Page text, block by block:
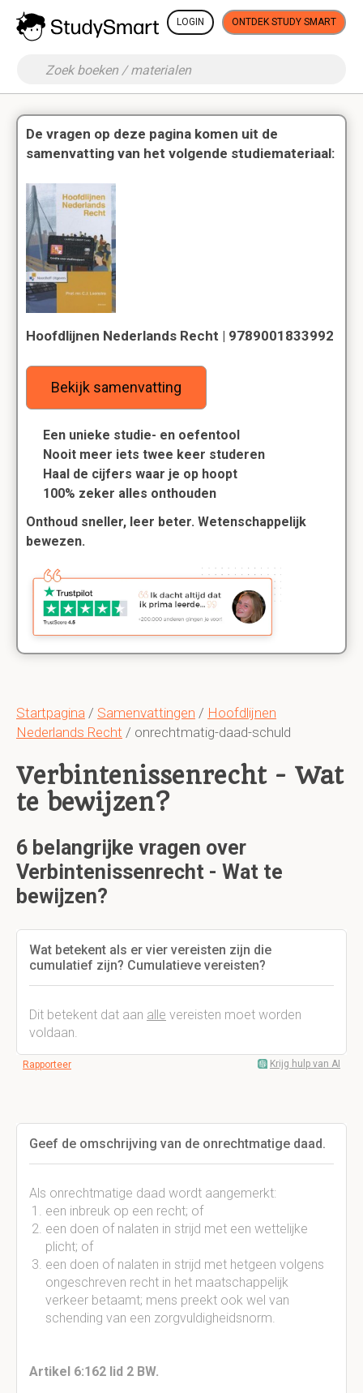
LOGIN ONTDEK STUDY SMART
Startpagina / Samenvattingen / Hoofdlijnen
Nederlands Recht / onrechtmatig-daad-schuld
Verbintenissenrecht - Wat
te bewijzen?
6 belangrijke vragen over
Verbintenissenrecht - Wat te
bewijzen?
Wat betekent als er vier vereisten zijn die
cumulatief zijn? Cumulatieve vereisten?
Dit betekent dat aan alle vereisten moet worden
voldaan.
Rapporteer Krijg hulp van AI
Geef de omschrijving van de onrechtmatige daad.
Als onrechtmatige daad wordt aangemerkt:
een inbreuk op een recht; of
een doen of nalaten in strijd met een wettelijke
plicht; of
een doen of nalaten in strijd met hetgeen volgens
ongeschreven recht in het maatschappelijk
verkeer betaamt; mens preekt ook wel van
schending van een zorgvuldigheidsnorm.
Artikel 6:162 lid 2 BW.
De vragen op deze pagina komen uit de
samenvatting van het volgende studiemateriaal:
Hoofdlijnen Nederlands Recht | 9789001833992
Bekijk samenvatting
Een unieke studie- en oefentool
Nooit meer iets twee keer studeren
Haal de cijfers waar je op hoopt
100% zeker alles onthouden
Onthoud sneller, leer beter. Wetenschappelijk
bewezen.